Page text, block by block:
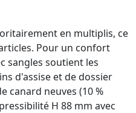
en multiplis, ce
Pour un confort
sangles soutient les
d'assise et de dossier
canard neuves (10 %
H 88 mm avec